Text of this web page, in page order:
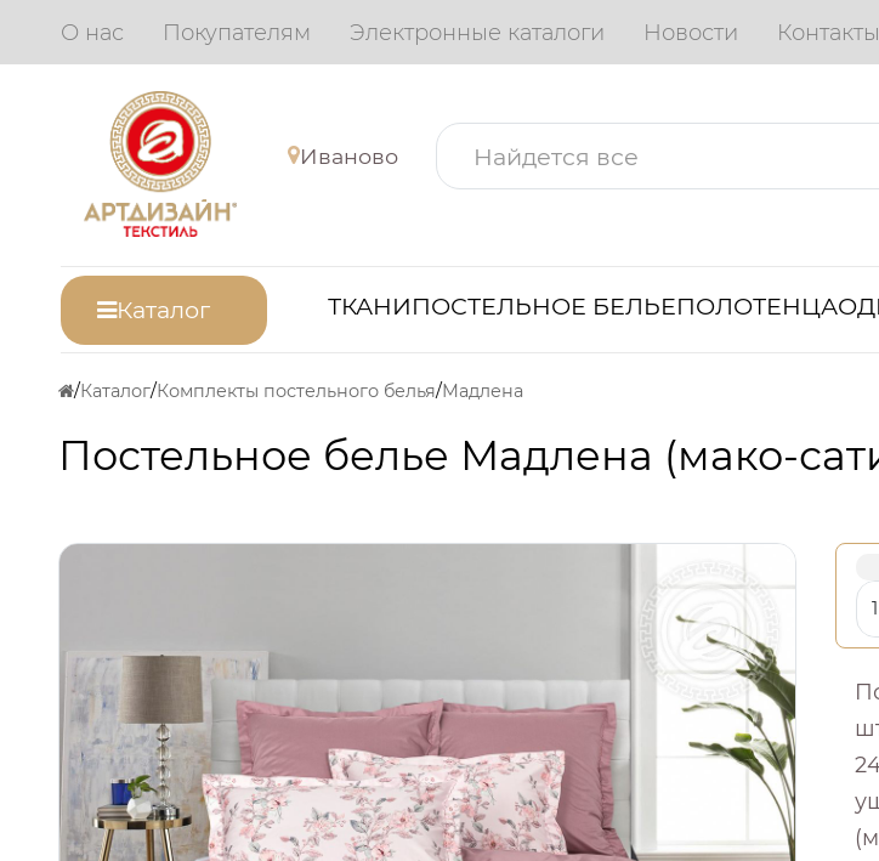
О нас Покупателям Электронные каталоги Новости Контакты
Иваново
Каталог ТКАНИПОСТЕЛЬНОЕ БЕЛЬЕПОЛОТЕНЦА
Каталог Комплекты постельного белья Мадлена
Постельное белье Мадлена (мако-